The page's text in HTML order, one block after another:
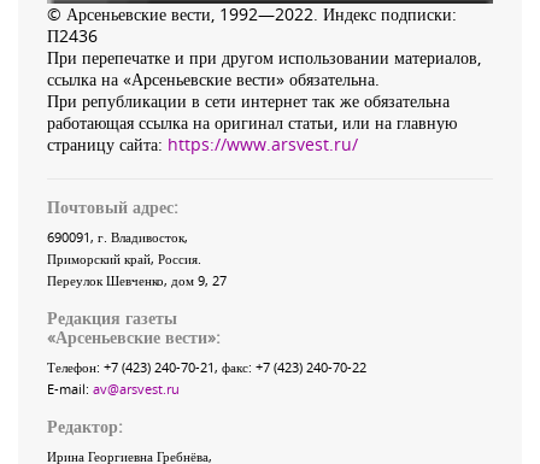
© Арсеньевские вести, 1992—2022. Индекс подписки:
П2436
При перепечатке и при другом использовании материалов,
ссылка на «Арсеньевские вести» обязательна.
При републикации в сети интернет так же обязательна
работающая ссылка на оригинал статьи, или на главную
страницу сайта: https://www.arsvest.ru/
Почтовый адрес:
690091, г. Владивосток,
Приморский край, Россия
Переулок Шевченко, дом 9, 27
Редакция газеты
«Арсеньевские вести»:
Телефон: +7 (423) 240-70-21, факс: +7 (423) 240-70-22
E-mail: av@arsvest.ru
Редактор:
Ирина Георгиевна Гребнёва,